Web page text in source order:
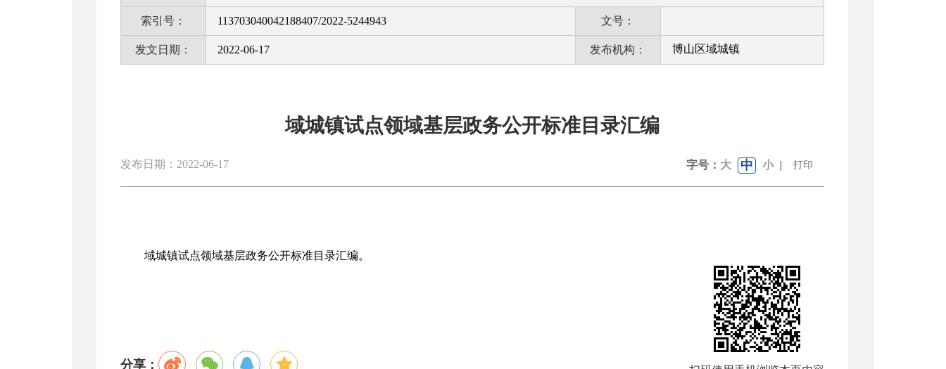
索引号： 113703040042188407/2022-5244943 文号：
发文日期： 2022-06-17 发布机构： 博山区域城镇
域城镇试点领域基层政务公开标准目录汇编
发布日期：2022-06-17 字号： 大 中 小 | 打印
域城镇试点领域基层政务公开标准目录汇编。
分享：